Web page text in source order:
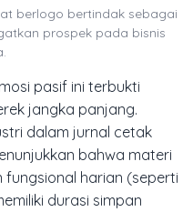
berlogo bertindak sebagai
prospek pada bisnis
pasif ini terbukti
jangka panjang.
dalam jurnal cetak
bahwa materi
fungsional harian (seperti
durasi simpan